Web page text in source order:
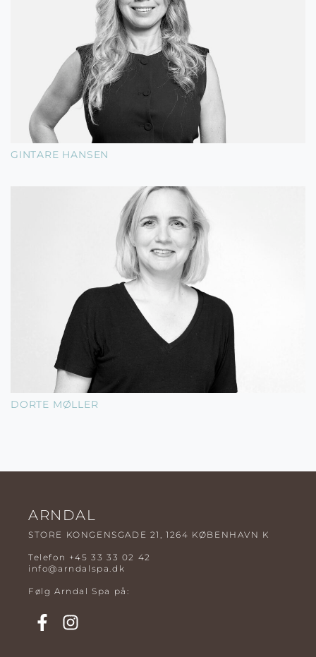
GINTARE HANSEN
DORTE MØLLER
ARNDAL
STORE KONGENSGADE 21, 1264 KØBENHAVN K
Telefon +45 33 33 02 42
info@arndalspa.dk
Følg Arndal Spa på: